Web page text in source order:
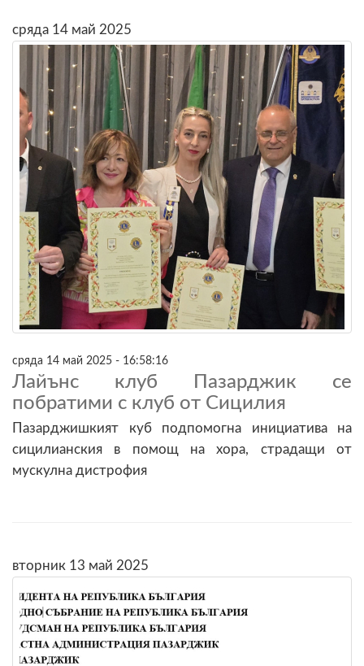
сряда 14 май 2025
сряда 14 май 2025 - 16:58:16
Лайънс клуб Пазарджик се
побратими с клуб от Сицилия
Пазарджишкият куб подпомогна инициатива на
сицилианския в помощ на хора, страдащи от
мускулна дистрофия
вторник 13 май 2025